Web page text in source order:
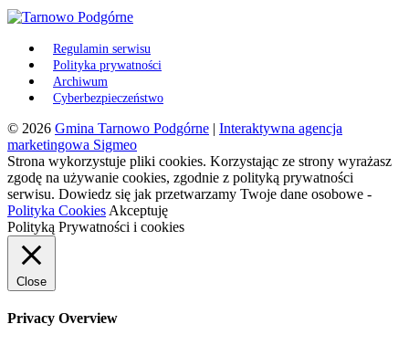
Regulamin serwisu
Polityka prywatności
Archiwum
Cyberbezpieczeństwo
© 2026 Gmina Tarnowo Podgórne | Interaktywna agencja
marketingowa Sigmeo
Strona wykorzystuje pliki cookies. Korzystając ze strony wyrażasz
zgodę na używanie cookies, zgodnie z polityką prywatności
serwisu. Dowiedz się jak przetwarzamy Twoje dane osobowe -
Polityka Cookies Akceptuję
Polityką Prywatności i cookies
Close
Privacy Overview